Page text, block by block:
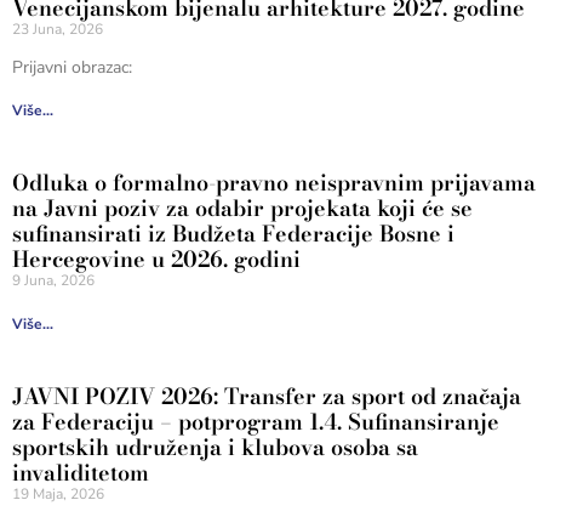
Venecijanskom bijenalu arhitekture 2027. godine
23 Juna, 2026
Prijavni obrazac:
Više...
Odluka o formalno-pravno neispravnim prijavama
na Javni poziv za odabir projekata koji će se
sufinansirati iz Budžeta Federacije Bosne i
Hercegovine u 2026. godini
9 Juna, 2026
Više...
JAVNI POZIV 2026: Transfer za sport od značaja
za Federaciju – potprogram 1.4. Sufinansiranje
sportskih udruženja i klubova osoba sa
invaliditetom
19 Maja, 2026